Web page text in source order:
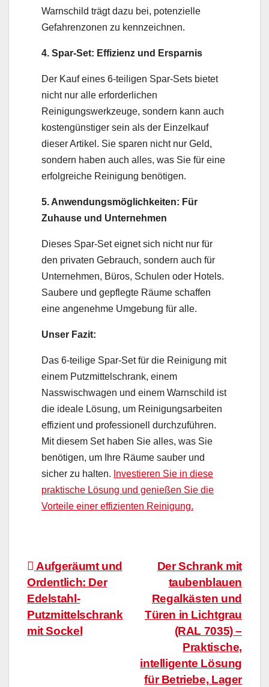
Warnschild trägt dazu bei, potenzielle
Gefahrenzonen zu kennzeichnen.
4. Spar-Set: Effizienz und Ersparnis
Der Kauf eines 6-teiligen Spar-Sets bietet
nicht nur alle erforderlichen
Reinigungswerkzeuge, sondern kann auch
kostengünstiger sein als der Einzelkauf
dieser Artikel. Sie sparen nicht nur Geld,
sondern haben auch alles, was Sie für eine
erfolgreiche Reinigung benötigen.
5. Anwendungsmöglichkeiten: Für
Zuhause und Unternehmen
Dieses Spar-Set eignet sich nicht nur für
den privaten Gebrauch, sondern auch für
Unternehmen, Büros, Schulen oder Hotels.
Saubere und gepflegte Räume schaffen
eine angenehme Umgebung für alle.
Unser Fazit:
Das 6-teilige Spar-Set für die Reinigung mit
einem Putzmittelschrank, einem
Nasswischwagen und einem Warnschild ist
die ideale Lösung, um Reinigungsarbeiten
effizient und professionell durchzuführen.
Mit diesem Set haben Sie alles, was Sie
benötigen, um Ihre Räume sauber und
sicher zu halten. Investieren Sie in diese
praktische Lösung und genießen Sie die
Vorteile einer effizienten Reinigung.
BeitragsnavigationDer Schrank mit
taubenblauen
Regalkästen und
Türen in Lichtgrau
(RAL 7035) –
Praktische,
intelligente Lösung
für Betriebe, Lager
Aufgeräumt und
Ordentlich: Der
Edelstahl-
Putzmittelschrank
mit Sockel